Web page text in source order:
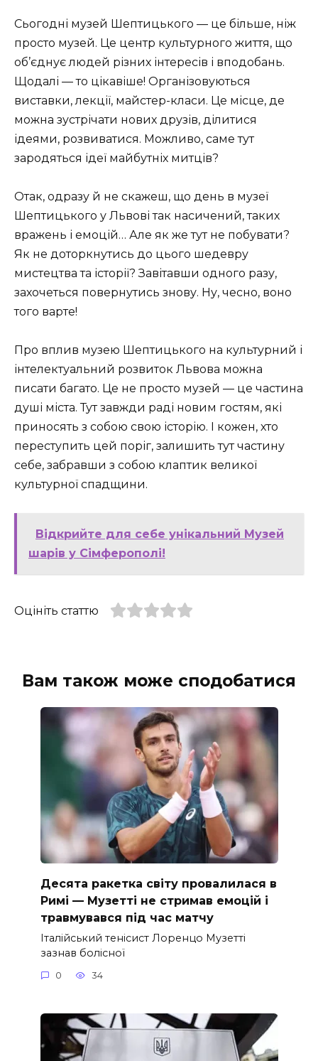
Сьогодні музей Шептицького — це більше, ніж
просто музей. Це центр культурного життя, що
об’єднує людей різних інтересів і вподобань.
Щодалі — то цікавіше! Організовуються
виставки, лекції, майстер-класи. Це місце, де
можна зустрічати нових друзів, ділитися
ідеями, розвиватися. Можливо, саме тут
зародяться ідеї майбутніх митців?
Отак, одразу й не скажеш, що день в музеї
Шептицького у Львові так насичений, таких
вражень і емоцій… Але як же тут не побувати?
Як не доторкнутись до цього шедевру
мистецтва та історії? Завітавши одного разу,
захочеться повернутись знову. Ну, чесно, воно
того варте!
Про вплив музею Шептицького на культурний і
інтелектуальний розвиток Львова можна
писати багато. Це не просто музей — це частина
душі міста. Тут завжди раді новим гостям, які
приносять з собою свою історію. І кожен, хто
переступить цей поріг, залишить тут частину
себе, забравши з собою клаптик великої
культурної спадщини.
Відкрийте для себе унікальний Музей
шарів у Сімферополі!
Оцініть статтю
Вам також може сподобатися
Десята ракетка світу провалилася в
Римі — Музетті не стримав емоцій і
травмувався під час матчу
Італійський тенісист Лоренцо Музетті
зазнав болісної
0 34